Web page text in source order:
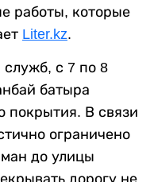
работы, которые
Liter.kz.
с 7 по 8
батыра
покрытия. В связи
ограничено
до улицы